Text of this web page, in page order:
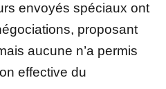
envoyés spéciaux ont
proposant
aucune n’a permis
effective du